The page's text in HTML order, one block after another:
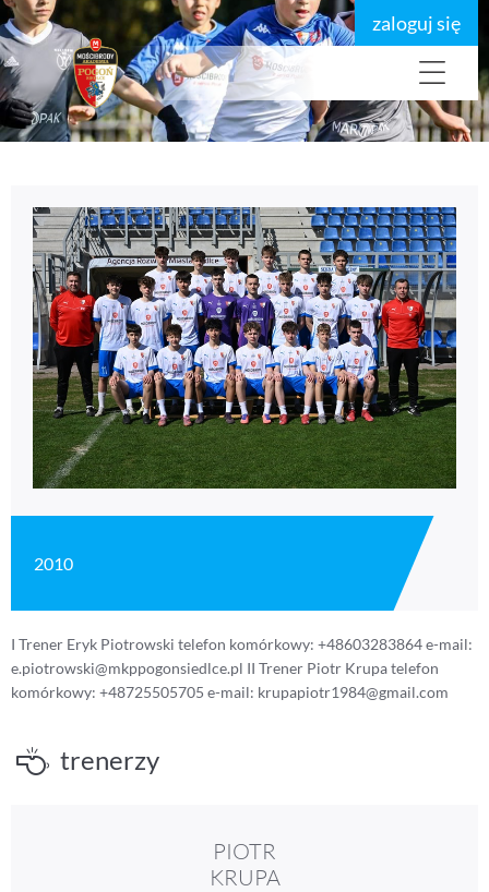
zaloguj się
2010
I Trener Eryk Piotrowski telefon komórkowy: +48603283864 e-mail:
e.piotrowski@mkppogonsiedlce.pl II Trener Piotr Krupa telefon
komórkowy: +48725505705 e-mail: krupapiotr1984@gmail.com
trenerzy
PIOTR
KRUPA